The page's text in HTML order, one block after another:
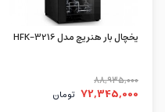
یخچال بار هنریچ مدل HFK-3216
88,935,000
72,345,000 تومان